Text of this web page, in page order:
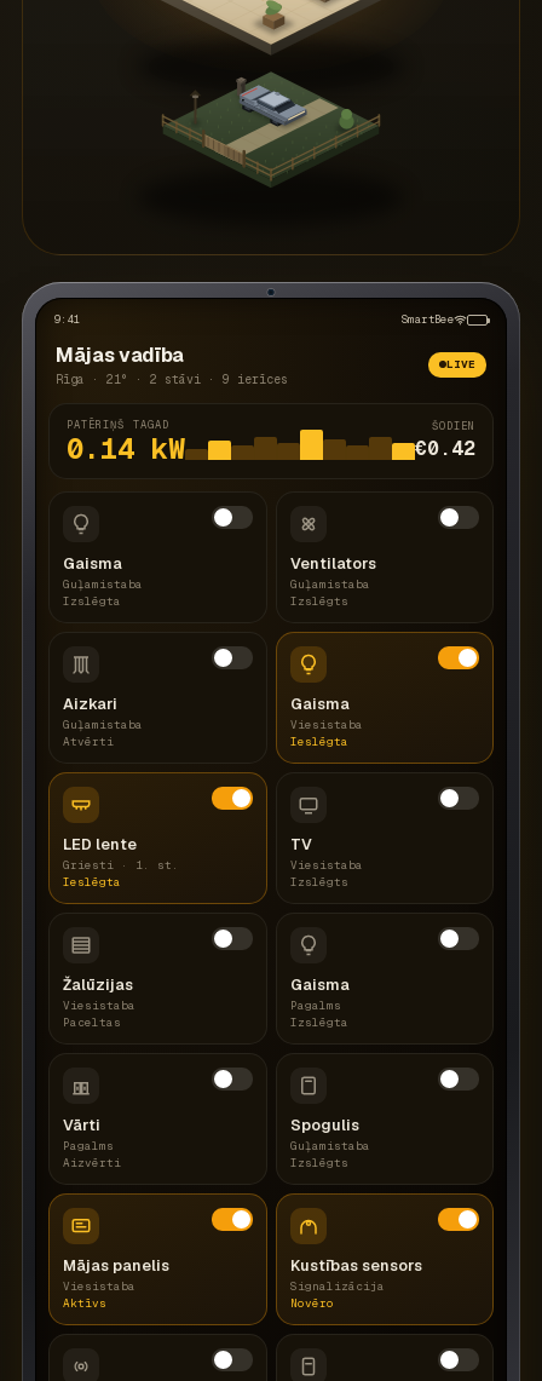
9:41 SmartBee
Mājas vadība
Rīga · 21° · 2 stāvi · 9 ierīces
LIVE
PATĒRIŅŠ TAGAD
0.14 kW
ŠODIEN
€0.42
Gaisma
Guļamistaba
Izslēgta
Ventilators
Guļamistaba
Izslēgts
Aizkari
Guļamistaba
Atvērti
Gaisma
Viesistaba
Ieslēgta
LED lente
Griesti · 1. st.
Ieslēgta
TV
Viesistaba
Izslēgts
Žalūzijas
Viesistaba
Paceltas
Gaisma
Pagalms
Izslēgta
Vārti
Pagalms
Aizvērti
Spogulis
Guļamistaba
Izslēgts
Mājas panelis
Viesistaba
Aktīvs
Kustības sensors
Signalizācija
Novēro